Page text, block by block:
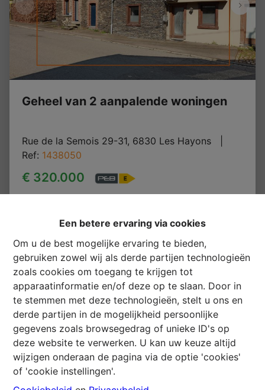
Een betere ervaring via cookies
Om u de best mogelijke ervaring te bieden,
gebruiken zowel wij als derde partijen technologieën
zoals cookies om toegang te krijgen tot
apparaatinformatie en/of deze op te slaan. Door in
te stemmen met deze technologieën, stelt u ons en
derde partijen in de mogelijkheid persoonlijke
gegevens zoals browsegedrag of unieke ID's op
deze website te verwerken. U kan uw keuze altijd
wijzigen onderaan de pagina via de optie 'cookies'
of 'cookie instellingen'.
Geheel van 2 aanpalende woningen
Rue de la Semois 29-31, 6830 Les Hayons
Ref: 1438050
€ 320.000